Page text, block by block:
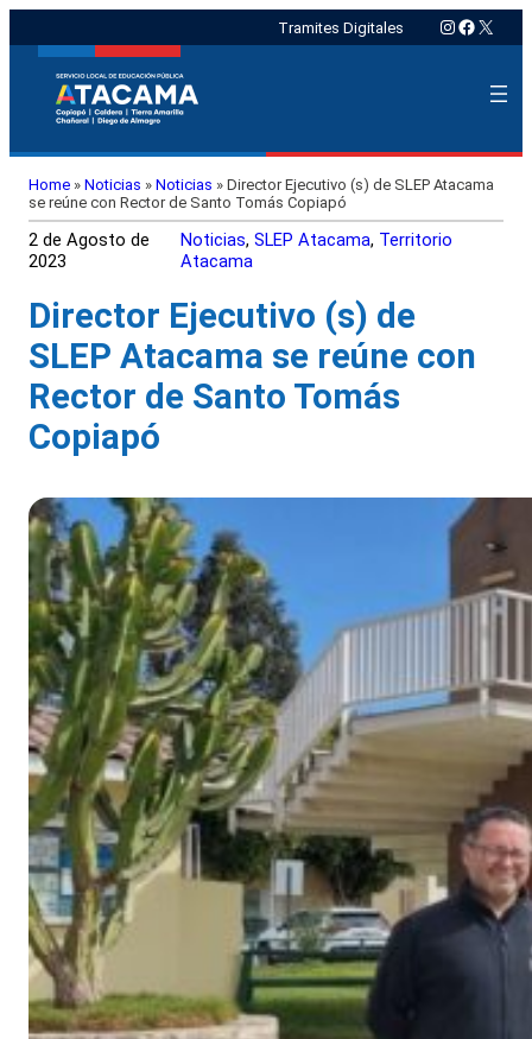
Tramites Digitales Instagram
X
Home » Noticias » Noticias » Director Ejecutivo (s) de SLEP Atacama
se reúne con Rector de Santo Tomás Copiapó
2 de Agosto de
2023
Noticias, SLEP Atacama, Territorio
Atacama
Director Ejecutivo (s) de
SLEP Atacama se reúne con
Rector de Santo Tomás
Copiapó